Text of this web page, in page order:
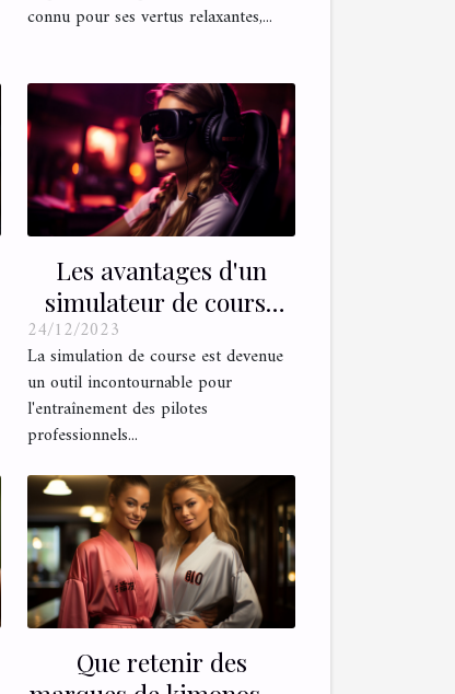
connu pour ses vertus relaxantes,...
Les avantages d'un
simulateur de course
pour l'entraînement des
pilotes
24/12/2023
La simulation de course est devenue
un outil incontournable pour
l'entraînement des pilotes
professionnels...
Que retenir des